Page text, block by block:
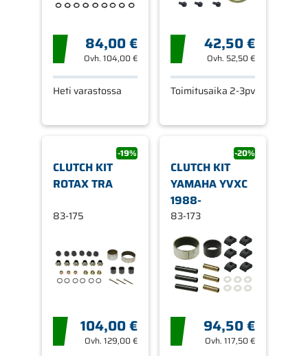
84,00 €
Ovh. 104,00 €
Heti varastossa
42,50 €
Ovh. 52,50 €
Toimitusaika 2-3pv
-19%
CLUTCH KIT
ROTAX TRA
83-175
104,00 €
Ovh. 129,00 €
-20%
CLUTCH KIT
YAMAHA YVXC
1988-
83-173
94,50 €
Ovh.117,50 €